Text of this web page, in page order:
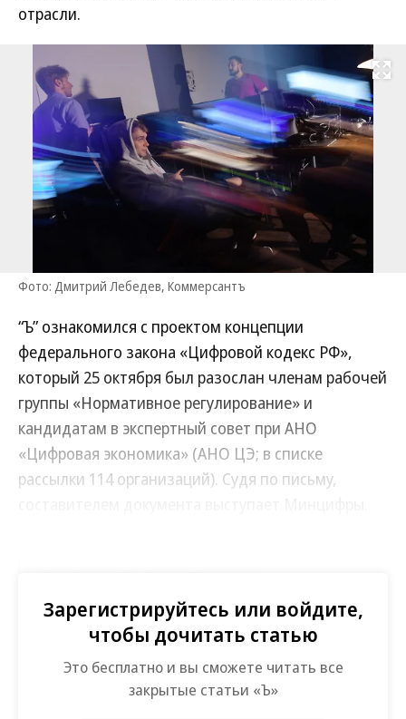
отрасли.
Развернуть
Фото: Дмитрий Лебедев, Коммерсантъ
“Ъ” ознакомился с проектом концепции
федерального закона «Цифровой кодекс РФ»,
который 25 октября был разослан членам рабочей
группы «Нормативное регулирование» и
кандидатам в экспертный совет при АНО
«Цифровая экономика» (АНО ЦЭ; в списке
рассылки 114 организаций). Судя по письму,
законодательство в области технологий и
связи, его действие распространится на
госорганы, государственные и иные
организации, а также на физлиц и
компании, включая те, что используют
Зарегистрируйтесь или войдите,
чтобы дочитать статью
Это бесплатно и вы сможете читать все
закрытые статьи «Ъ»